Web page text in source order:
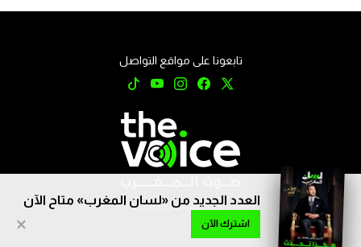
العدد الجديد من «لسان المغرب» متاح الآن
اشترك الآن ×
تابعونا على مواقع التواصل
جميع الحقوق محفوظة © 2026